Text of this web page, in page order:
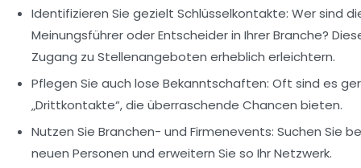
Identifizieren Sie gezielt Schlüsselkontakte: Wer sind
Meinungsführer oder Entscheider in Ihrer Branche?
Zugang zu Stellenangeboten erheblich erleichtern.
Pflegen Sie auch lose Bekanntschaften: Oft sind es
„Drittkontakte“, die überraschende Chancen bieten.
Nutzen Sie Branchen- und Firmenevents: Suchen Sie
neuen Personen und erweitern Sie so Ihr Netzwerk.